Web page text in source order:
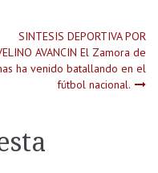
SINTESIS DEPORTIVA POR
AVANCIN El Zamora de
ha venido batallando en el
fútbol nacional.